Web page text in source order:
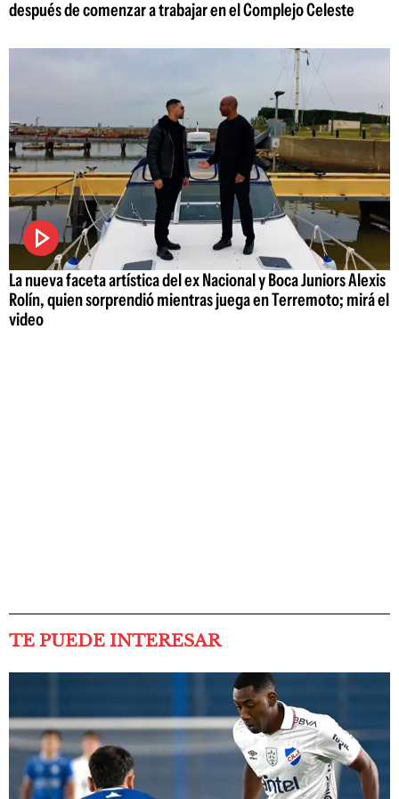
después de comenzar a trabajar en el Complejo Celeste
La nueva faceta artística del ex Nacional y Boca Juniors Alexis
Rolín, quien sorprendió mientras juega en Terremoto; mirá el
video
TE PUEDE INTERESAR